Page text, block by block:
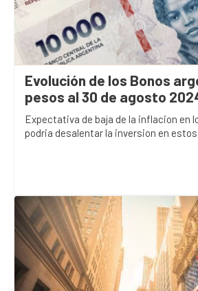
Evolución de los Bonos
pesos al 30 de agosto
Expectativa de baja de la inflacion en
podria desalentar la inversion en